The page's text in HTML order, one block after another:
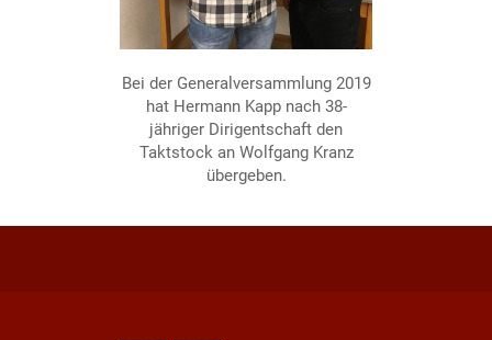
Bei der Generalversammlung 2019
hat Hermann Kapp nach 38-
jähriger Dirigentschaft den
Taktstock an Wolfgang Kranz
übergeben.